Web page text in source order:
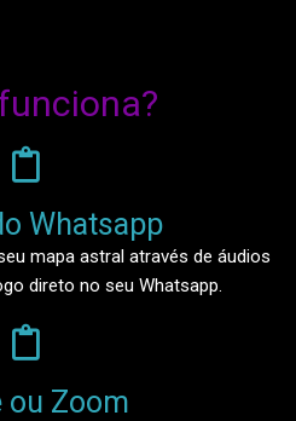
Whatsapp
mapa astral através de áudios
direto no seu Whatsapp.
ou Zoom​